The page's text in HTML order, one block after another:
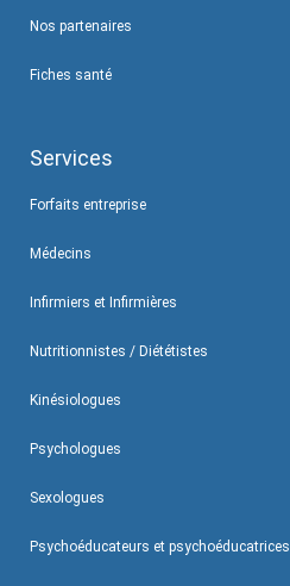
Nos partenaires
Fiches santé
Services
Forfaits entreprise
Médecins
Infirmiers et Infirmières
Nutritionnistes / Diététistes
Kinésiologues
Psychologues
Sexologues
Psychoéducateurs et psychoéducatrices